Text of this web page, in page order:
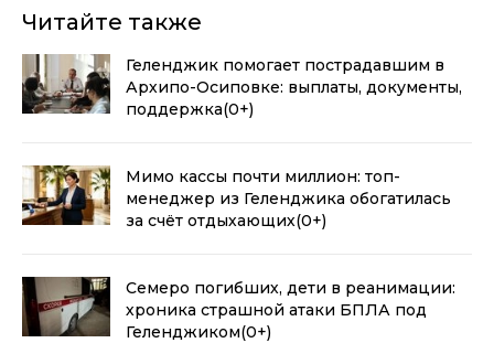
Читайте также
Геленджик помогает пострадавшим в
Архипо-Осиповке: выплаты, документы,
поддержка(0+)
Мимо кассы почти миллион: топ-
менеджер из Геленджика обогатилась
за счёт отдыхающих(0+)
Семеро погибших, дети в реанимации:
хроника страшной атаки БПЛА под
Геленджиком(0+)